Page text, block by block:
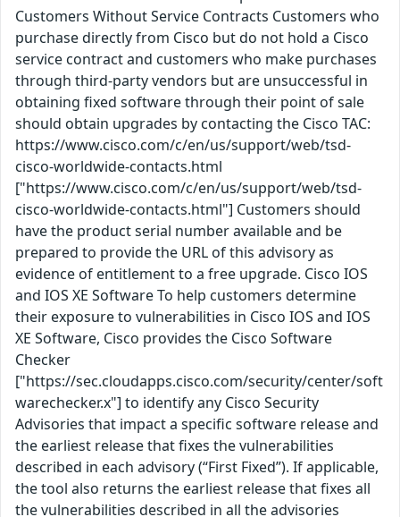
Customers Without Service Contracts Customers who
purchase directly from Cisco but do not hold a Cisco
service contract and customers who make purchases
through third-party vendors but are unsuccessful in
obtaining fixed software through their point of sale
should obtain upgrades by contacting the Cisco TAC:
https://www.cisco.com/c/en/us/support/web/tsd-
cisco-worldwide-contacts.html
["https://www.cisco.com/c/en/us/support/web/tsd-
cisco-worldwide-contacts.html"] Customers should
have the product serial number available and be
prepared to provide the URL of this advisory as
evidence of entitlement to a free upgrade. Cisco IOS
and IOS XE Software To help customers determine
their exposure to vulnerabilities in Cisco IOS and IOS
XE Software, Cisco provides the Cisco Software
Checker
["https://sec.cloudapps.cisco.com/security/center/soft
warechecker.x"] to identify any Cisco Security
Advisories that impact a specific software release and
the earliest release that fixes the vulnerabilities
described in each advisory (“First Fixed”). If applicable,
the tool also returns the earliest release that fixes all
the vulnerabilities described in all the advisories